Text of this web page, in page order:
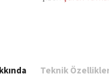
Teknik